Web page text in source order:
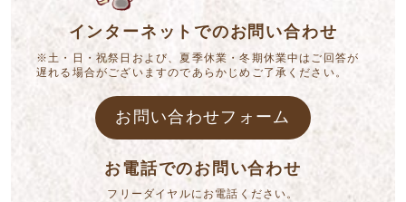
インターネットでのお問い合わせ
※土・日・祝祭日および、夏季休業・冬期休業中はご回答が
遅れる場合がございますのであらかじめご了承ください。
お問い合わせフォーム
お電話でのお問い合わせ
フリーダイヤルにお電話ください。